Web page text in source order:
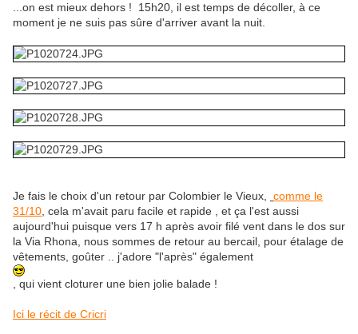
...on est mieux dehors ! 15h20, il est temps de décoller, à ce
moment je ne suis pas sûre d'arriver avant la nuit.
Je fais le choix d'un retour par Colombier le Vieux,
comme le
31/10 , cela m'avait paru facile et rapide , et ça l'est aussi
aujourd'hui puisque vers 17 h après avoir filé vent dans le dos sur
la Via Rhona, nous sommes de retour au bercail, pour étalage de
vêtements, goûter .. j'adore "l'après" également
, qui vient cloturer une bien jolie balade !
Ici le récit de Cricri